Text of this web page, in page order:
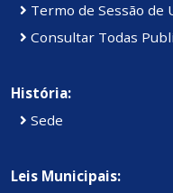
Termo de Sessão de
Consultar Todas
História:
Sede
Leis Municipais: